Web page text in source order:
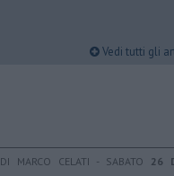
Vedi tutti gli
DI MARCO CELATI - SABATO 26